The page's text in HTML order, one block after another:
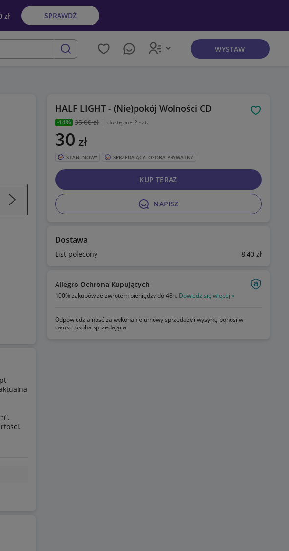
zł SPRAWDŹ
szukaj
WYSTAW
HALF LIGHT - (Nie)pokój Wolności CD Obserwuj
-14% 35,00 zł dostępne 2 szt.
30 zł
STAN: NOWY SPRZEDAJĄCY: OSOBA PRYWATNA
NAPISZ
KUP TERAZ
Dostawa
List polecony 8,40 zł
Allegro Ochrona Kupujących
100% zakupów ze zwrotem pieniędzy do 48h. Dowiedz się więcej »
Odpowiedzialność za wykonanie umowy sprzedaży i wysyłkę ponosi w
całości osoba sprzedająca.